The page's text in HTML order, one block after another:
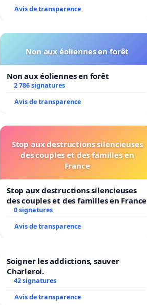
Avis de transparence
Non aux éoliennes en forêt
Non aux éoliennes en forêt
2 786 signatures
Avis de transparence
Stop aux destructions silencieuses
des couples et des familles en
France
Stop aux destructions silencieuses
des couples et des familles en France
0 signatures
Avis de transparence
Soigner les addictions, sauver
Charleroi.
42 signatures
Avis de transparence